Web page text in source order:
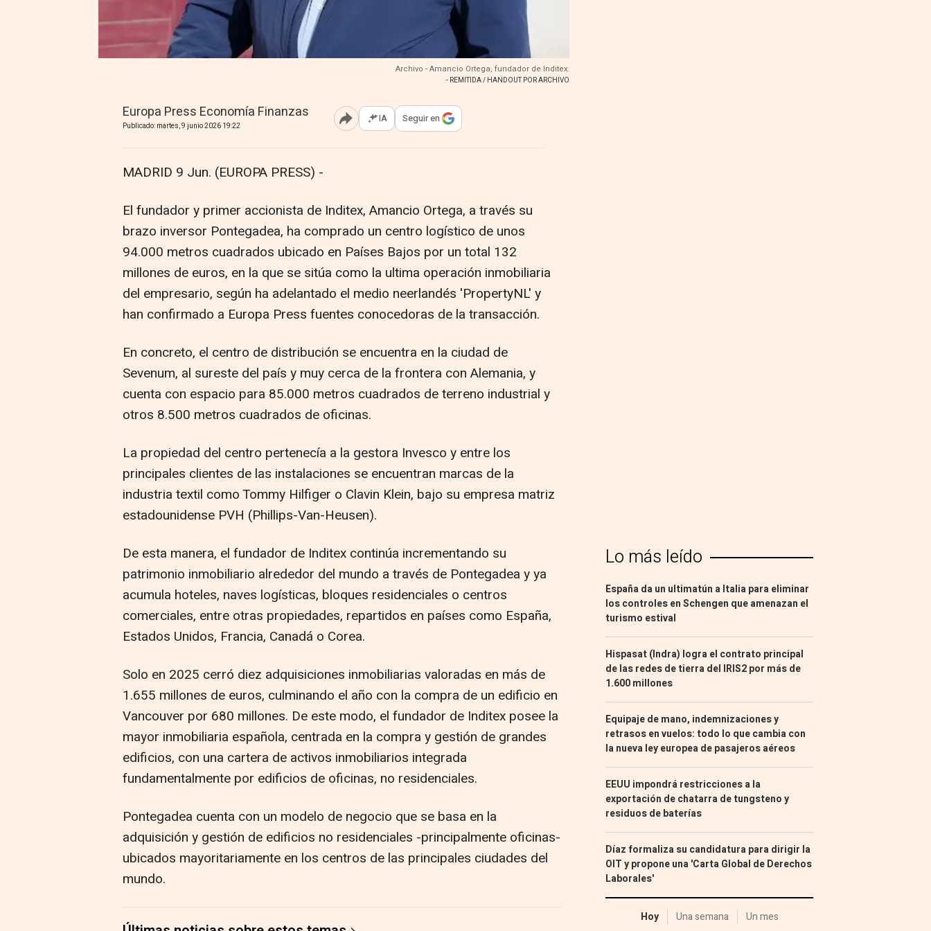
Archivo - Amancio Ortega, fundador de Inditex.
- REMITIDA / HANDOUT POR ARCHIVO
Europa Press Economía Finanzas
Publicado: martes, 9 junio 2026 19:22 Abrir opciones para compartir
IA Seguir en
MADRID 9 Jun. (EUROPA PRESS) -
El fundador y primer accionista de Inditex, Amancio Ortega, a través su
brazo inversor Pontegadea, ha comprado un centro logístico de unos
94.000 metros cuadrados ubicado en Países Bajos por un total 132
millones de euros, en la que se sitúa como la ultima operación inmobiliaria
del empresario, según ha adelantado el medio neerlandés 'PropertyNL' y
han confirmado a Europa Press fuentes conocedoras de la transacción.
En concreto, el centro de distribución se encuentra en la ciudad de
Sevenum, al sureste del país y muy cerca de la frontera con Alemania, y
cuenta con espacio para 85.000 metros cuadrados de terreno industrial y
otros 8.500 metros cuadrados de oficinas.
La propiedad del centro pertenecía a la gestora Invesco y entre los
principales clientes de las instalaciones se encuentran marcas de la
industria textil como Tommy Hilfiger o Clavin Klein, bajo su empresa matriz
estadounidense PVH (Phillips-Van-Heusen).
De esta manera, el fundador de Inditex continúa incrementando su
patrimonio inmobiliario alrededor del mundo a través de Pontegadea y ya
acumula hoteles, naves logísticas, bloques residenciales o centros
comerciales, entre otras propiedades, repartidos en países como España,
Estados Unidos, Francia, Canadá o Corea.
Solo en 2025 cerró diez adquisiciones inmobiliarias valoradas en más de
1.655 millones de euros, culminando el año con la compra de un edificio en
Vancouver por 680 millones. De este modo, el fundador de Inditex posee la
mayor inmobiliaria española, centrada en la compra y gestión de grandes
edificios, con una cartera de activos inmobiliarios integrada
fundamentalmente por edificios de oficinas, no residenciales.
Pontegadea cuenta con un modelo de negocio que se basa en la
adquisición y gestión de edificios no residenciales -principalmente oficinas-
ubicados mayoritariamente en los centros de las principales ciudades del
mundo.
Lo más leído
España da un ultimatún a Italia para eliminar
los controles en Schengen que amenazan el
turismo estival
Hispasat (Indra) logra el contrato principal
de las redes de tierra del IRIS2 por más de
1.600 millones
Equipaje de mano, indemnizaciones y
retrasos en vuelos: todo lo que cambia con
la nueva ley europea de pasajeros aéreos
EEUU impondrá restricciones a la
exportación de chatarra de tungsteno y
residuos de baterías
Díaz formaliza su candidatura para dirigir la
OIT y propone una 'Carta Global de Derechos
Laborales'
Hoy Una semana Un mes